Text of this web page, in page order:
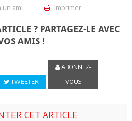
un ami Imprimer
? PARTAGEZ-LE AVEC
AMIS !
TWEETER
ABONNEZ-
VOUS
CET ARTICLE